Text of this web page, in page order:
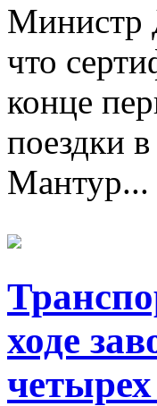
Министр
что
конце
поездки
Мантур...
ходе